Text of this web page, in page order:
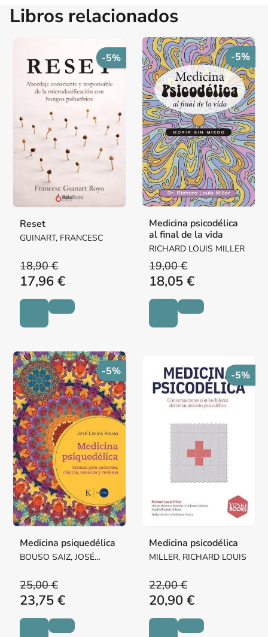
Libros relacionados
-5%
Reset
GUINART, FRANCESC
18,90 €
17,96 €
-5%
Medicina psicodélica
al final de la vida
RICHARD LOUIS MILLER
19,00 €
18,05 €
-5%
Medicina psiquedélica
BOUSO SAIZ, JOSÉ
25,00 €
23,75 €
-5%
Medicina psicodélica
MILLER, RICHARD LOUIS
22,00 €
20,90 €